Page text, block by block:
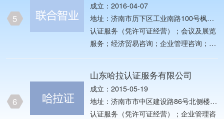
会调查（不含涉外调查）；税务服务；软
件开发；会议及展览服务。（除依法须经
批准的项目外，凭营业执照依法自主开展
经营活动）许可项目：认证服务。（依法
须经批准的项目，经相关部门批准后方可
开展经营活动，具体经营项目以相关部门
批准文件或许可证件为准）
5
成立：2016-04-07
地址：济南市历下区工业南路100号枫润
大厦A座1-1411室
认证服务（凭许可证经营）；会议及展览
服务；经济贸易咨询；企业管理咨询；非
前置许可培训）。（依法须经批准的项
目，经相关部门批准后方可开展经营活
动）
6
山东哈拉认证服务有限公司
成立：2015-05-19
地址：济南市市中区建设路86号北侧楼6
层西602室
认证服务（凭许可证经营）；企业管理咨